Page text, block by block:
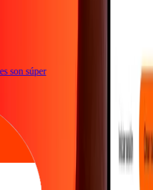
son súper